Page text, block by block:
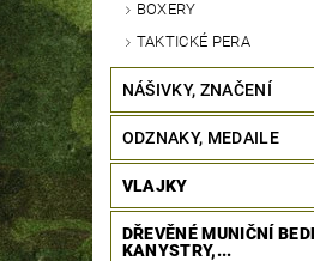
BOXERY
TAKTICKÉ PERA
NÁŠIVKY, ZNAČENÍ
ODZNAKY, MEDAILE
VLAJKY
DŘEVĚNÉ MUNIČNÍ
KANYSTRY,...